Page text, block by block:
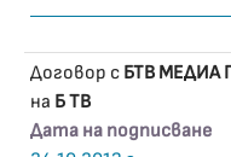
Договор с БТВ МЕДИА
на Б ТВ
Дата на подписване